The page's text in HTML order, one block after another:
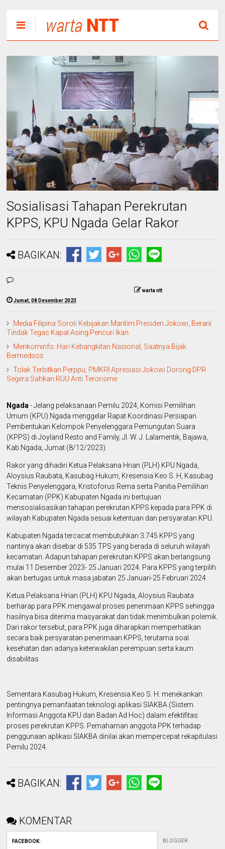
Sosialisasi Tahapan Perekrutan
KPPS, KPU Ngada Gelar Rakor
BAGIKAN:
warta ntt
Jumat, 08 Desember 2023
Media Filipina Soroti Kebijakan Maritim Presiden Jokowi, Berani
Tindak Tegas Kapal Asing Pencuri Ikan
Menkominfo: Hari Kebangkitan Nasional, Saatnya Bijak
Bermedsos
Tolak Terbitkan Perppu, PMKRI Apresiasi Jokowi Dorong DPR
Segera Sahkan RUU Anti Terorisme
Ngada - Jelang pelaksanaan Pemilu 2024, Komisi Pemilihan
Umum (KPU) Ngada menggelar Rapat Koordinasi Persiapan
Pembentukan Kelompok Penyelenggara Pemungutan Suara
(KPPS) di Joyland Resto and Family, Jl. W. J. Lalamentik, Bajawa,
Kab.Ngada, Jumat (8/12/2023).
Rakor yang dihadiri Ketua Pelaksana Hrian (PLH) KPU Ngada,
Aloysius Raubata, Kasubag Hukum, Kresensia Keo S. H, Kasubag
Teknis Penyelenggara, Kristoforus Rema serta Panitia Pemilihan
Kecamatan (PPK) Kabupaten Ngada ini bertujuan
mensosialisasikan tahapan perekrutan KPPS kepada para PPK di
wilayah Kabupaten Ngada sesuai ketentuan dan persyaratan KPU.
Kabupaten Ngada tercacat membutuhkan 3.745 KPPS yang
nantinya akan disebar di 535 TPS yang berada di seluruh wilayah
kecamatan. Adapun tahapan perekrutan KPPS akan berlangsung
mulai 11 Desember 2023- 25 Januari 2024. Para KPPS yang terpilih
akan bertugas untuk masa jabatan 25 Januari-25 Februari 2024.
Ketua Pelaksana Hrian (PLH) KPU Ngada, Aloysius Raubata
berharap para PPK mengawal proses penerimaan KPPS sehingga
hasilnya bisa diterima masyarakat dan tidak menimbulkan polemik.
Dari rakor tersebut, para PPK juga diharapkan memperhatikan
secara baik persyaratan penerimaan KPPS, terutama soal
kesehatan dan adanya keterwakilan perempuan serta kaum
disabilitas
Sementara Kasubag Hukum, Kresensia Keo S. H. menekankan
pentingnya pemanfaatan teknologi aplikasi SIAKBA (Sistem
Informasi Anggota KPU dan Badan Ad Hoc) dalam efektifitas
proses perekrutan KPPS. Pemahaman anggota PPK terhadap
penggunaan aplikasi SIAKBA dinilai akan mempercepat rekapitulasi
Pemilu 2024.
BAGIKAN:
KOMENTAR
FACEBOOK: BLOGGER